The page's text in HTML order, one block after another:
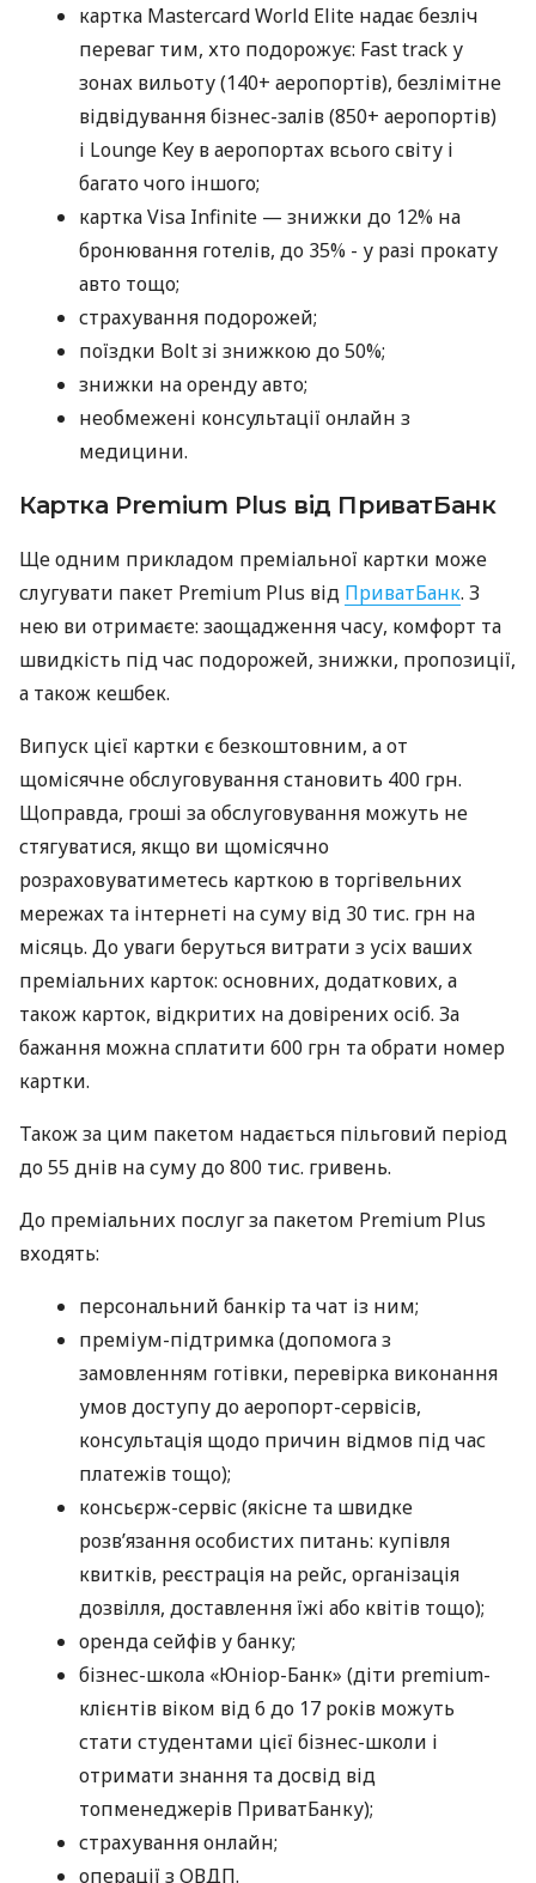
картка Mastercard World Elite надає безліч
переваг тим, хто подорожує: Fast track у
зонах вильоту (140+ аеропортів), безлімітне
відвідування бізнес-залів (850+ аеропортів)
і Lounge Key в аеропортах всього світу і
багато чого іншого;
картка Visa Infinite — знижки до 12% на
бронювання готелів, до 35% - у разі прокату
авто тощо;
страхування подорожей;
поїздки Bolt зі знижкою до 50%;
знижки на оренду авто;
необмежені консультації онлайн з
медицини.
Картка Premium Plus від ПриватБанк
Ще одним прикладом преміальної картки може
слугувати пакет Premium Plus від ПриватБанк. З
нею ви отримаєте: заощадження часу, комфорт та
швидкість під час подорожей, знижки, пропозиції,
а також кешбек.
Випуск цієї картки є безкоштовним, а от
щомісячне обслуговування становить 400 грн.
Щоправда, гроші за обслуговування можуть не
стягуватися, якщо ви щомісячно
розраховуватиметесь карткою в торгівельних
мережах та інтернеті на суму від 30 тис. грн на
місяць. До уваги беруться витрати з усіх ваших
преміальних карток: основних, додаткових, а
також карток, відкритих на довірених осіб. За
бажання можна сплатити 600 грн та обрати номер
картки.
Також за цим пакетом надається пільговий період
до 55 днів на суму до 800 тис. гривень.
До преміальних послуг за пакетом Premium Plus
входять:
персональний банкір та чат із ним;
преміум-підтримка (допомога з
замовленням готівки, перевірка виконання
умов доступу до аеропорт-сервісів,
консультація щодо причин відмов під час
платежів тощо);
консьєрж-сервіс (якісне та швидке
розв’язання особистих питань: купівля
квитків, реєстрація на рейс, організація
дозвілля, доставлення їжі або квітів тощо);
оренда сейфів у банку;
бізнес-школа «Юніор-Банк» (діти premium-
клієнтів віком від 6 до 17 років можуть
стати студентами цієї бізнес-школи і
отримати знання та досвід від
топменеджерів ПриватБанку);
страхування онлайн;
операції з ОВДП.